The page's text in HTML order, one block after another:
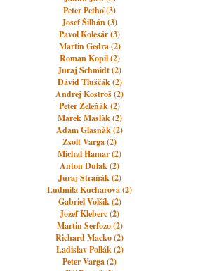
Peter Pethő (3)
Josef Šilhán (3)
Pavol Kolesár (3)
Martin Gedra (2)
Roman Kopil (2)
Juraj Schmidt (2)
Dávid Tluščák (2)
Andrej Kostroš (2)
Peter Zeleňák (2)
Marek Maslák (2)
Adam Glasnák (2)
Zsolt Varga (2)
Michal Hamar (2)
Anton Dulak (2)
Juraj Straňák (2)
Ludmila Kucharova (2)
Gabriel Volšík (2)
Jozef Kleberc (2)
Martin Serfozo (2)
Richard Macko (2)
Ladislav Pollák (2)
Peter Varga (2)